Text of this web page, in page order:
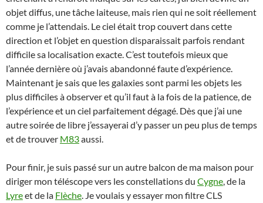
objet diffus, une tâche laiteuse, mais rien qui ne soit réellement
comme je l’attendais. Le ciel était trop couvert dans cette
direction et l’objet en question disparaissait parfois rendant
difficile sa localisation exacte. C’est toutefois mieux que
l’année dernière où j’avais abandonné faute d’expérience.
Maintenant je sais que les galaxies sont parmi les objets les
plus difficiles à observer et qu’il faut à la fois de la patience, de
l’expérience et un ciel parfaitement dégagé. Dès que j’ai une
autre soirée de libre j’essayerai d’y passer un peu plus de temps
et de trouver M83aussi.
Pour finir, je suis passé sur un autre balcon de ma maison pour
diriger mon téléscope vers les constellations du Cygne, de la
Lyreet de la Flèche. Je voulais y essayer mon filtre CLS